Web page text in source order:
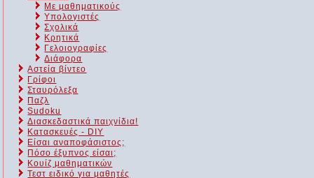
Με μαθηματικούς
Υπολογιστές
Σχολικά
Κρητικά
Γελοιογραφίες
Διάφορα
Αστεία βίντεο
Γρίφοι
Σταυρόλεξα
Παζλ
Sudoku
Διασκεδαστικά παιχνίδια!
Κατασκευές - DIY
Είσαι αναποφάσιστος;
Πόσο έξυπνος είσαι;
Kουίζ μαθηματικών
Τεστ ειδικό για μαθητές